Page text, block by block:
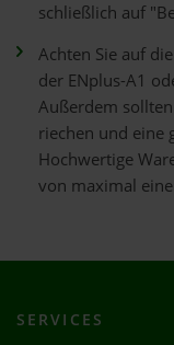
schließlich auf
Achten Sie auf
der ENplus-A1
Außerdem
riechen und eine
Hochwertige
von maximal
SERVICES